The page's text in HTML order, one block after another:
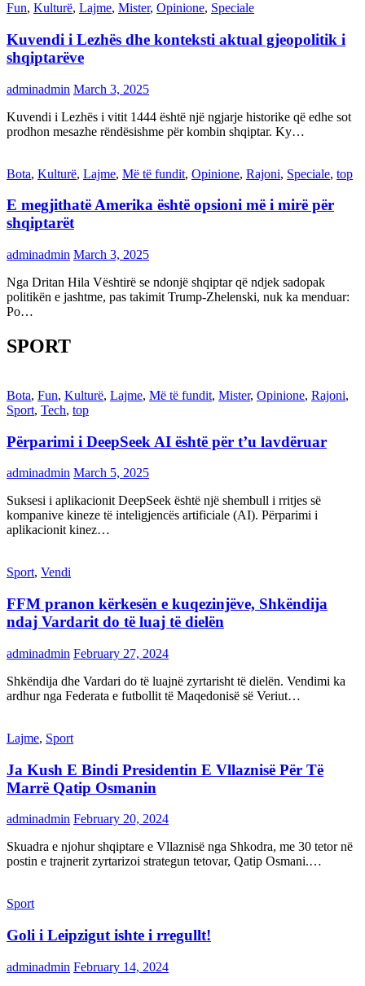
Fun, Kulturë, Lajme, Mister, Opinione, Speciale
Kuvendi i Lezhës dhe konteksti aktual gjeopolitik i
shqiptarëve
adminadmin March 3, 2025
Kuvendi i Lezhës i vitit 1444 është një ngjarje historike që edhe sot
prodhon mesazhe rëndësishme për kombin shqiptar. Ky…
Bota, Kulturë, Lajme, Më të fundit, Opinione, Rajoni, Speciale, top
E megjithatë Amerika është opsioni më i mirë për
shqiptarët
adminadmin March 3, 2025
Nga Dritan Hila Vështirë se ndonjë shqiptar që ndjek sadopak
politikën e jashtme, pas takimit Trump-Zhelenski, nuk ka menduar:
Po…
SPORT
Bota, Fun, Kulturë, Lajme, Më të fundit, Mister, Opinione, Rajoni,
Sport, Tech, top
Përparimi i DeepSeek AI është për t’u lavdëruar
adminadmin March 5, 2025
Suksesi i aplikacionit DeepSeek është një shembull i rritjes së
kompanive kineze të inteligjencës artificiale (AI). Përparimi i
aplikacionit kinez…
Sport, Vendi
FFM pranon kërkesën e kuqezinjëve, Shkëndija
ndaj Vardarit do të luaj të dielën
adminadmin February 27, 2024
Shkëndija dhe Vardari do të luajnë zyrtarisht të dielën. Vendimi ka
ardhur nga Federata e futbollit të Maqedonisë së Veriut…
Lajme, Sport
Ja Kush E Bindi Presidentin E Vllaznisë Për Të
Marrë Qatip Osmanin
adminadmin February 20, 2024
Skuadra e njohur shqiptare e Vllaznisë nga Shkodra, me 30 tetor në
postin e trajnerit zyrtarizoi strategun tetovar, Qatip Osmani.…
Sport
Goli i Leipzigut ishte i rregullt!
adminadmin February 14, 2024